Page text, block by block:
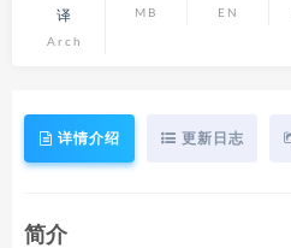
译
Arch
MB EN
详情介绍 更新日志
简介